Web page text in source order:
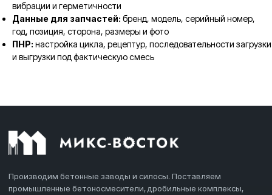
вибрации и герметичности
Данные для запчастей: бренд, модель, серийный номер,
год, позиция, сторона, размеры и фото
ПНР: настройка цикла, рецептур, последовательности загрузки
и выгрузки под фактическую смесь
Производим бетонные заводы и силосы. Поставляем
промышленные бетоносмесители, дробильные комплексы,